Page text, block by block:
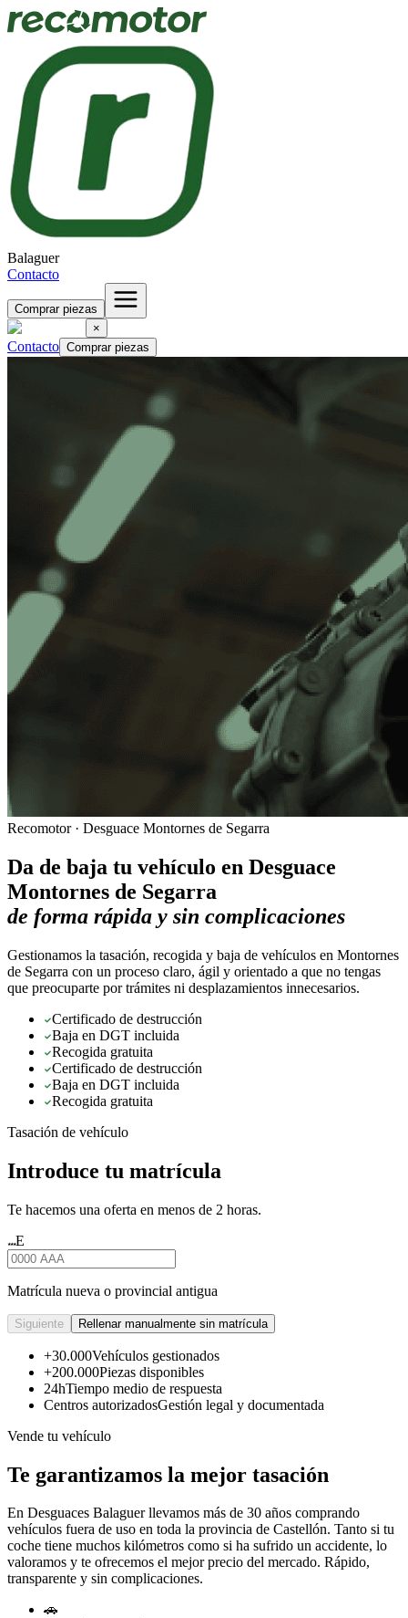
Balaguer
Contacto
Comprar piezas
×
Contacto Comprar piezas
Recomotor · Desguace Montornes de Segarra
Da de baja tu vehículo en Desguace
Montornes de Segarra
de forma rápida y sin complicaciones
Gestionamos la tasación, recogida y baja de vehículos en Montornes
de Segarra con un proceso claro, ágil y orientado a que no tengas
que preocuparte por trámites ni desplazamientos innecesarios.
Certificado de destrucción
Baja en DGT incluida
Recogida gratuita
Certificado de destrucción
Baja en DGT incluida
Recogida gratuita
Tasación de vehículo
Introduce tu matrícula
Te hacemos una oferta en menos de 2 horas.
★★★E
Matrícula nueva o provincial antigua
Siguiente Rellenar manualmente sin matrícula
+30.000Vehículos gestionados
+200.000Piezas disponibles
24hTiempo medio de respuesta
Centros autorizadosGestión legal y documentada
Vende tu vehículo
Te garantizamos la mejor tasación
En Desguaces Balaguerllevamos más de 30 años comprando
vehículos fuera de uso en toda la provincia de Castellón. Tanto si tu
coche tiene muchos kilómetros como si ha sufrido un accidente, lo
valoramos y te ofrecemos el mejor precio del mercado. Rápido,
transparente y sin complicaciones.
🚗